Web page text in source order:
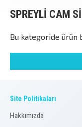
SPREYLİ CAM
Bu kategoride ürün
Site Politikaları
Hakkımızda